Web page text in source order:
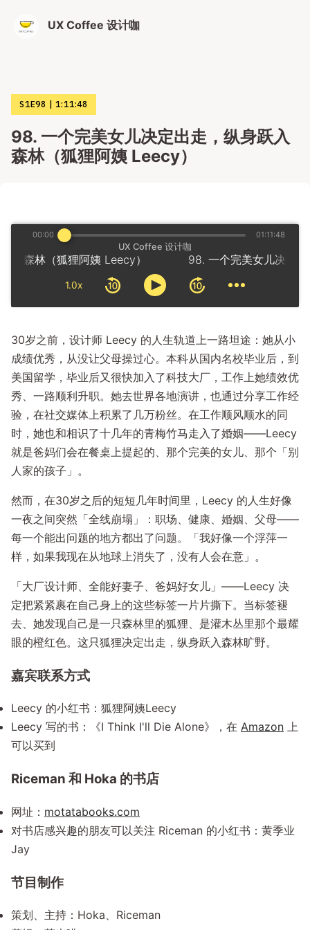
UX Coffee 设计咖
S1E98 1:11:48
98. 一个完美女儿决定出走，纵身跃入
森林（狐狸阿姨 Leecy）
UX Coffee 设计咖
入森林（狐狸阿姨 Leecy）
1.0x
00:00 01:11:48
30岁之前，设计师 Leecy 的人生轨道上一路坦途：她从小
成绩优秀，从没让父母操过心。本科从国内名校毕业后，到
美国留学，毕业后又很快加入了科技大厂，工作上她绩效优
秀、一路顺利升职。她去世界各地演讲，也通过分享工作经
验，在社交媒体上积累了几万粉丝。在工作顺风顺水的同
时，她也和相识了十几年的青梅竹马走入了婚姻——Leecy
就是爸妈们会在餐桌上提起的、那个完美的女儿、那个「别
人家的孩子」。
然而，在30岁之后的短短几年时间里，Leecy 的人生好像
一夜之间突然「全线崩塌」：职场、健康、婚姻、父母——
每一个能出问题的地方都出了问题。「我好像一个浮萍一
样，如果我现在从地球上消失了，没有人会在意」。
「大厂设计师、全能好妻子、爸妈好女儿」——Leecy 决
定把紧紧裹在自己身上的这些标签一片片撕下。当标签褪
去、她发现自己是一只森林里的狐狸、是灌木丛里那个最耀
眼的橙红色。这只狐狸决定出走，纵身跃入森林旷野。
嘉宾联系方式
Leecy 的小红书：狐狸阿姨Leecy
Leecy 写的书：《I Think I'll Die Alone》，在 Amazon 上
可以买到
Riceman 和 Hoka 的书店
网址： motatabooks.com
对书店感兴趣的朋友可以关注 Riceman 的小红书：黄季业
Jay
节目制作
策划、主持：Hoka、Riceman